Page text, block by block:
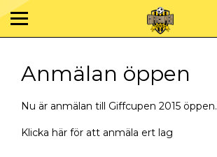
Anmälan öppen
Nu är anmälan till Giffcupen 2015 öppen.
Klicka här för att anmäla ert lag